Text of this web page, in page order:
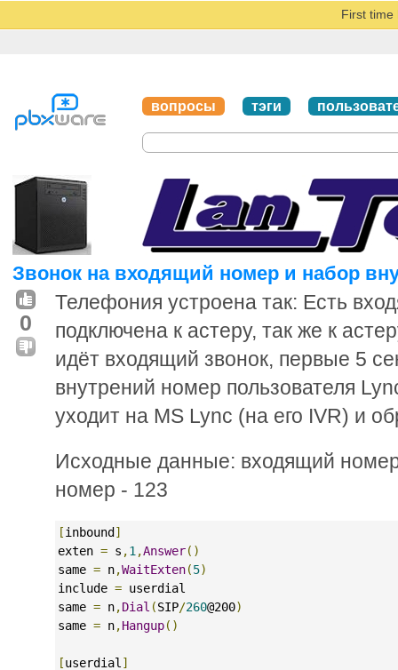
First time
вопросы тэги
Звонок на входящий номер и набор
0
Телефония устроена так: Есть
подключена к астеру, так же к
идёт входящий звонок, первые 5
внутрений номер пользователя
уходит на MS Lync (на его IVR) и
Исходные данные: входящий
номер - 123
[inbound]
exten = s ,1 ,Answer()
same = n,WaitExten(5)
include = userdial
same = n,Dial (SIP/260@200)
same = n,Hangup()
[userdial ]